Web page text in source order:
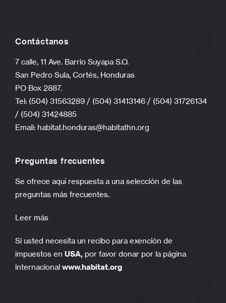
Contáctanos
7 calle, 11 Ave. Barrio Suyapa S.O.
San Pedro Sula, Cortés, Honduras
PO Box 2887.
Tel: (504) 31563289 / (504) 31413146 / (504) 31726134
/ (504) 31424885
Email: habitat.honduras@habitathn.org
Preguntas frecuentes
Se ofrece aquí respuesta a una selección de las
preguntas más frecuentes.
Leer más
Si usted necesita un recibo para exención de
impuestos en USA, por favor donar por la página
internacional www.habitat.org